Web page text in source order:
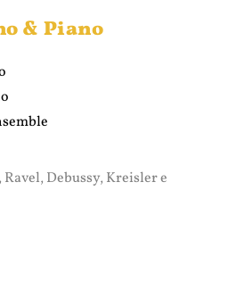
& Piano
Debussy, Kreisler e